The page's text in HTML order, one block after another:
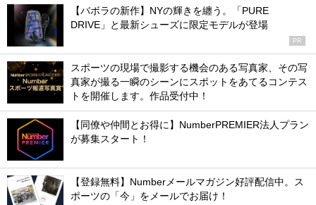
【バボラの新作】NYの輝きを纏う。「PURE
DRIVE」と最新シューズに限定モデルが登場
PR
スポーツの現場で撮影する機会のある写真家、その写
真家が撮る一瞬のシーンにスポットをあてるコンテス
トを開催します。作品受付中！
【同僚や仲間とお得に】NumberPREMIER法人プラン
が募集スタート！
【登録無料】Numberメールマガジン好評配信中。ス
ポーツの「今」をメールでお届け！